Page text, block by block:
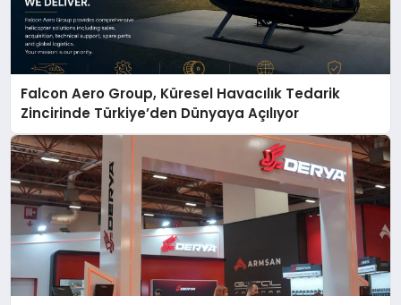
Falcon Aero Group, Küresel Havacılık Tedarik
Zincirinde Türkiye’den Dünyaya Açılıyor